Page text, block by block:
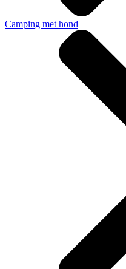
Camping met hond